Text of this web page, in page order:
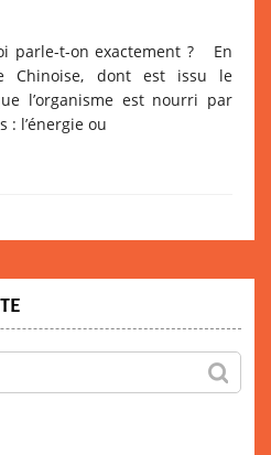
parle-t-on exactement ? En
Chinoise, dont est issu le
l’organisme est nourri par
: l’énergie ou